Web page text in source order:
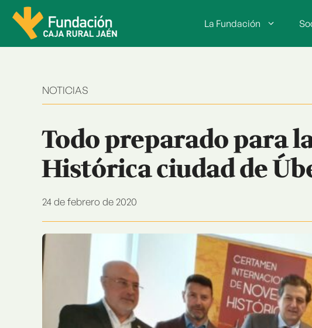
Saltar
contenido
La Fundación
NOTICIAS
Todo preparado para
Histórica ciudad de
24 de febrero de 2020